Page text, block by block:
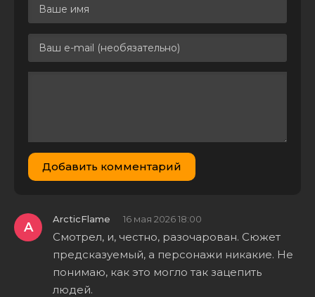
Добавить комментарий
A
ArcticFlame 16 мая 2026 18:00
Смотрел, и, честно, разочарован. Сюжет
предсказуемый, а персонажи никакие. Не
понимаю, как это могло так зацепить
людей.